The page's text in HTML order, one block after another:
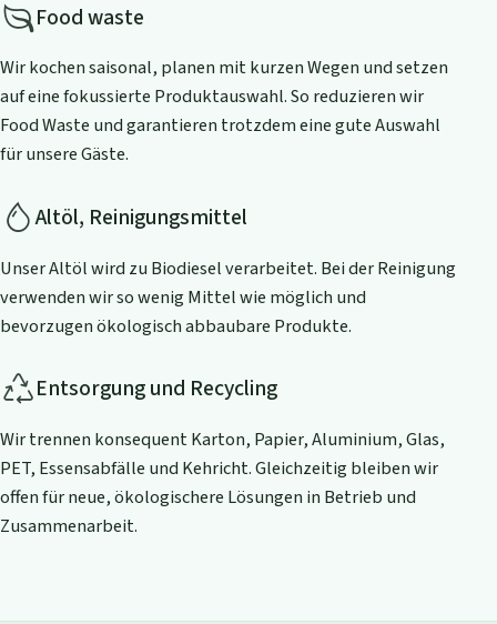
Food waste
Wir kochen saisonal, planen mit kurzen Wegen und setzen
auf eine fokussierte Produktauswahl. So reduzieren wir
Food Waste und garantieren trotzdem eine gute Auswahl
für unsere Gäste.
Altöl, Reinigungsmittel
Unser Altöl wird zu Biodiesel verarbeitet. Bei der Reinigung
verwenden wir so wenig Mittel wie möglich und
bevorzugen ökologisch abbaubare Produkte.
Entsorgung und Recycling
Wir trennen konsequent Karton, Papier, Aluminium, Glas,
PET, Essensabfälle und Kehricht. Gleichzeitig bleiben wir
offen für neue, ökologischere Lösungen in Betrieb und
Zusammenarbeit.